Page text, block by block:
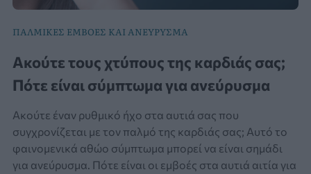
ΠΑΛΜΙΚΕΣ ΕΜΒΟΕΣ ΚΑΙ ΑΝΕΥΡΥΣΜΑ
Ακούτε τους χτύπους της καρδιάς σας;
Πότε είναι σύμπτωμα για ανεύρυσμα
Ακούτε έναν ρυθμικό ήχο στα αυτιά σας που
συγχρονίζεται με τον παλμό της καρδιάς σας; Αυτό το
φαινομενικά αθώο σύμπτωμα μπορεί να είναι σημάδι
για ανεύρυσμα. Πότε είναι οι εμβοές στα αυτιά αιτία για